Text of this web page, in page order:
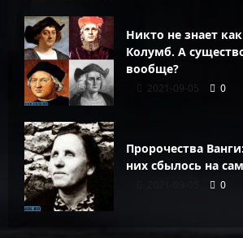
Никто не знает
Колумб. А
вообще?
2021-09-05 0
Пророчества
них сбылось на
0